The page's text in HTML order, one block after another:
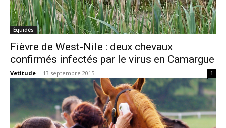
Équidés
Fièvre de West-Nile : deux chevaux
confirmés infectés par le virus en Camargue
Vetitude - 13 septembre 2015 1